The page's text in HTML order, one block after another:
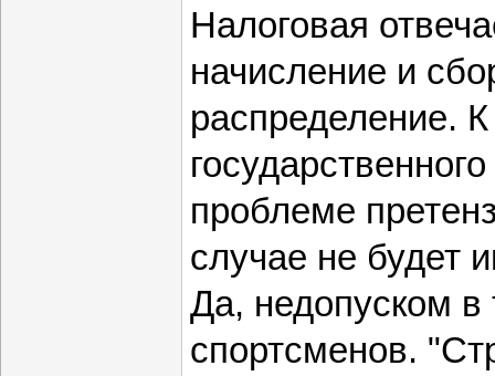
Налоговая
начисление и
распределение.
проблеме
случае не будет
Да, недопуском в
спортсменов.